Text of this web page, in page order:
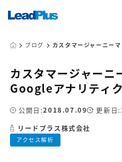
広告プロモーション
MA/CRM/SFA導入・運用
Web制作
マーケティングコンサルティング
Leadplus One
ブログ カスタマージャーニー
カスタマージャーニ
Googleアナリティ
アクセス解析
公開日:2018.07.09 更新日:
リードプラス株式会社